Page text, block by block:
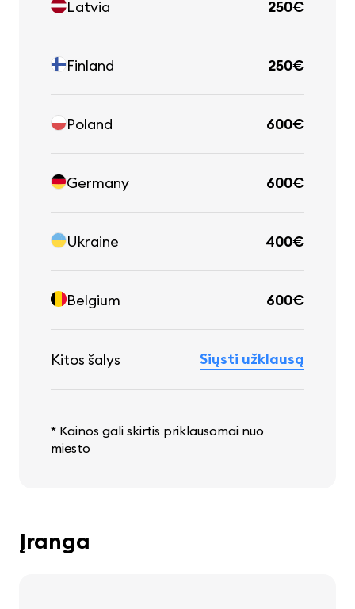
Latvia 250€
Finland 250€
Poland 600€
Germany 600€
Ukraine 400€
Belgium 600€
Kitos šalys Siųsti užklausą
* Kainos gali skirtis priklausomai nuo
miesto
Įranga